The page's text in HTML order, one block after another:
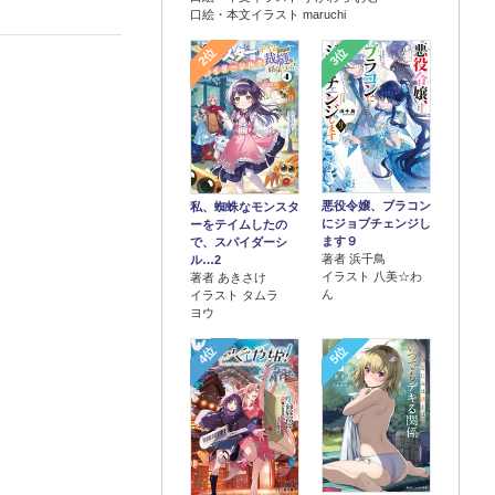
口絵・本文イラスト maruchi
2位
私、蜘蛛なモンスタ
ーをテイムしたの
で、スパイダーシ
ル…2
著者 あきさけ
イラスト タムラ
ヨウ
3位
悪役令嬢、ブラコン
にジョブチェンジし
ます９
著者 浜千鳥
イラスト 八美☆わ
ん
4位 5位